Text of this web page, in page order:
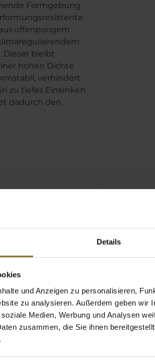
Details
und Anzeigen zu personalisieren,
zu analysieren. Außerdem geben wir
Medien, Werbung und Analysen
zusammen, die Sie ihnen
Formgebung
offenporigem
Dieser bleibt
hohen Dichte
verhindert
zu tiefes Einsinken
dadurch den